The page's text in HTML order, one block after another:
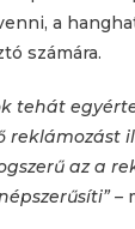
a
számára.
tehát
reklámozást
az a
–